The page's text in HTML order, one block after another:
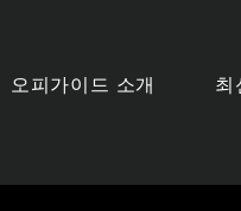
오피가이드 소개 최